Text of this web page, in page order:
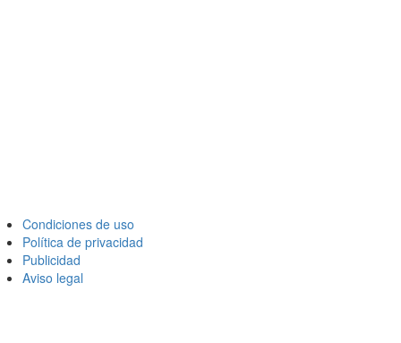
Condiciones de uso
Política de privacidad
Publicidad
Aviso legal